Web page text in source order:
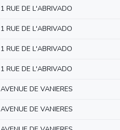
1 RUE DE L'ABRIVADO
1 RUE DE L'ABRIVADO
1 RUE DE L'ABRIVADO
1 RUE DE L'ABRIVADO
AVENUE DE VANIERES
AVENUE DE VANIERES